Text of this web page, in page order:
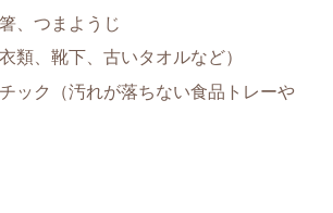
、つまようじ
類、靴下、古いタオルなど）
ック（汚れが落ちない食品トレーや